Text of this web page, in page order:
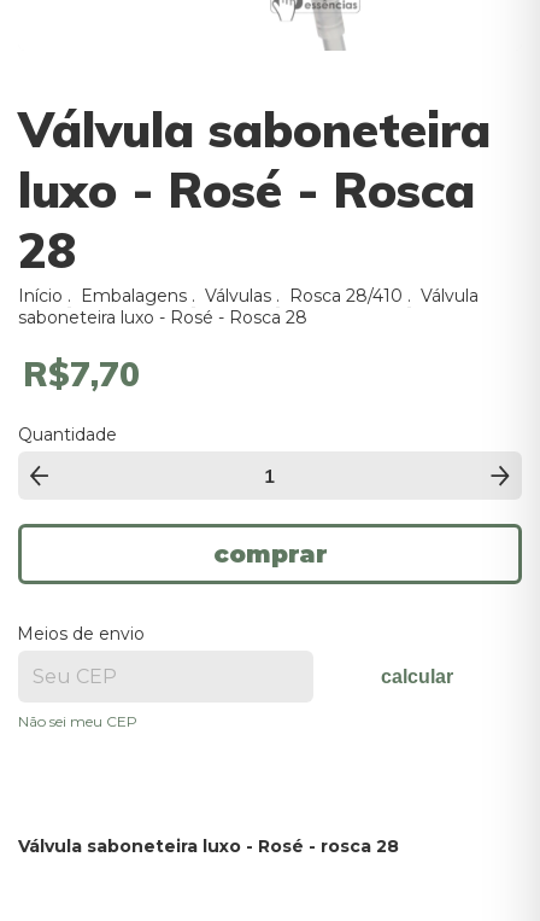
Válvula saboneteira
luxo - Rosé - Rosca
28
Início . Embalagens . Válvulas . Rosca 28/410 . Válvula
saboneteira luxo - Rosé - Rosca 28
R$7,70
Quantidade
Meios de envio
calcular
Não sei meu CEP
Válvula saboneteira luxo - Rosé - rosca 28